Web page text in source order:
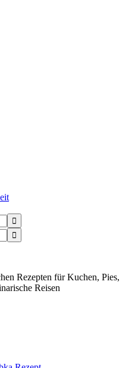
Rezepten für Kuchen, Pies,
Reisen